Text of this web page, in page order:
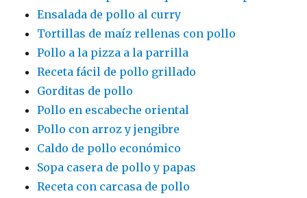
Ensalada de pollo al curry
Tortillas de maíz rellenas con pollo
Pollo a la pizza a la parrilla
Receta fácil de pollo grillado
Gorditas de pollo
Pollo en escabeche oriental
Pollo con arroz y jengibre
Caldo de pollo económico
Sopa casera de pollo y papas
Receta con carcasa de pollo